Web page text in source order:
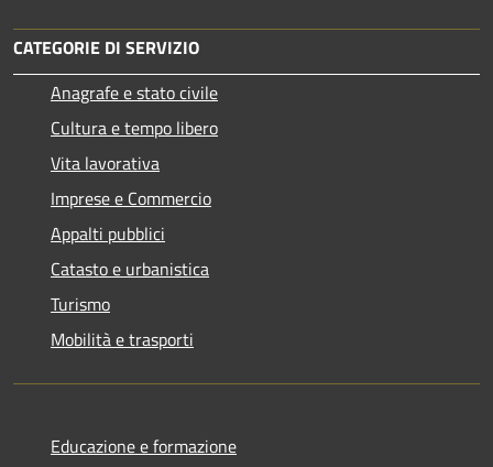
CATEGORIE DI SERVIZIO
Anagrafe e stato civile
Cultura e tempo libero
Vita lavorativa
Imprese e Commercio
Appalti pubblici
Catasto e urbanistica
Turismo
Mobilità e trasporti
Educazione e formazione